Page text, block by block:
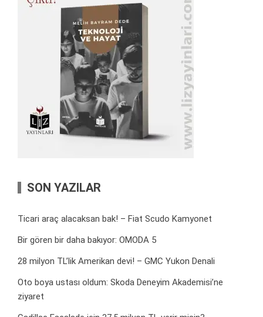
SON YAZILAR
Ticari araç alacaksan bak! – Fiat Scudo Kamyonet
Bir gören bir daha bakıyor: OMODA 5
28 milyon TL’lik Amerikan devi! – GMC Yukon Denali
Oto boya ustası oldum: Skoda Deneyim Akademisi’ne
ziyaret